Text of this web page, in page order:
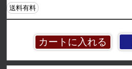
送料有料